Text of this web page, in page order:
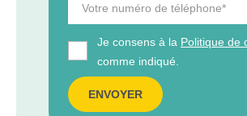
Je consens à la Politique de
comme indiqué.
ENVOYER